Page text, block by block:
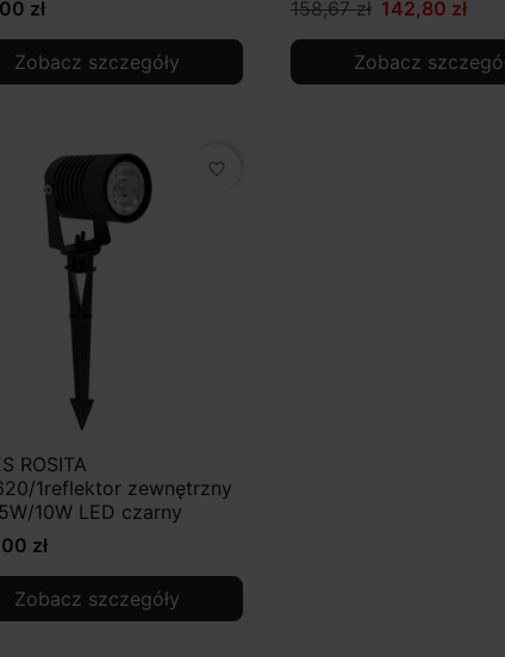
zł
Zobacz szczegóły
158,67 zł 142,80 zł
Zobacz
favorite_border
ROSITA
1reflektor zewnętrzny
10W LED czarny
zł
Zobacz szczegóły